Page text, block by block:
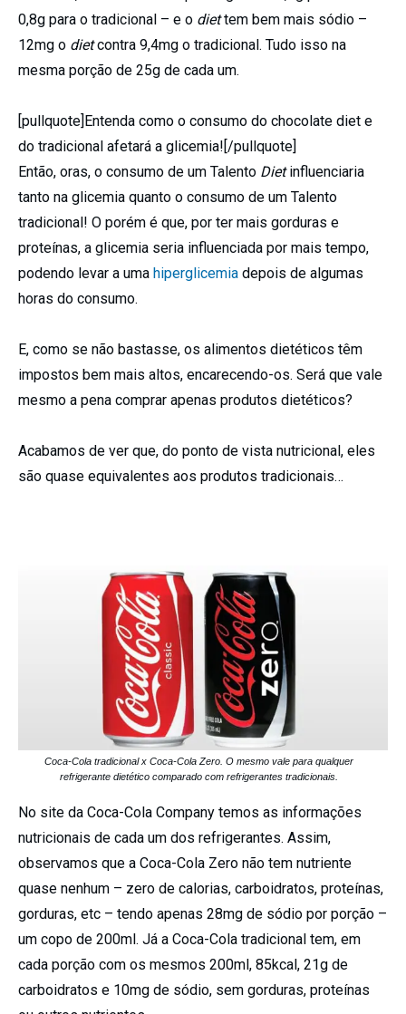
0,8g para o tradicional – e o diettem bem mais sódio –
12mg o dietcontra 9,4mg o tradicional. Tudo isso na
mesma porção de 25g de cada um.
[pullquote]Entenda como o consumo do chocolate diet e
do tradicional afetará a glicemia![/pullquote]
Então, oras, o consumo de um Talento Dietinfluenciaria
tanto na glicemia quanto o consumo de um Talento
tradicional! O porém é que, por ter mais gorduras e
proteínas, a glicemia seria influenciada por mais tempo,
podendo levar a uma hiperglicemia depois de algumas
horas do consumo.
E, como se não bastasse, os alimentos dietéticos têm
impostos bem mais altos, encarecendo-os. Será que vale
mesmo a pena comprar apenas produtos dietéticos?
Acabamos de ver que, do ponto de vista nutricional, eles
são quase equivalentes aos produtos tradicionais…
Coca-Cola tradicional x Coca-Cola Zero. O mesmo vale para qualquer
refrigerante dietético comparado com refrigerantes tradicionais.
No site da Coca-Cola Company temos as informações
nutricionais de cada um dos refrigerantes. Assim,
observamos que a Coca-Cola Zero não tem nutriente
quase nenhum – zero de calorias, carboidratos, proteínas,
gorduras, etc – tendo apenas 28mg de sódio por porção –
um copo de 200ml. Já a Coca-Cola tradicional tem, em
cada porção com os mesmos 200ml, 85kcal, 21g de
carboidratos e 10mg de sódio, sem gorduras, proteínas